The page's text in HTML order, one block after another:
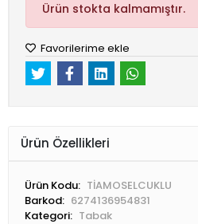
Ürün stokta kalmamıştır.
Favorilerime ekle
Ürün Özellikleri
Ürün Kodu: TİAMOSELCUKLU
Barkod: 6274136954831
Kategori: Tabak